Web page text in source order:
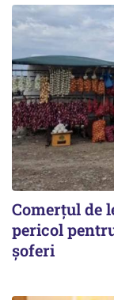
Comerțul de
pericol
șoferi